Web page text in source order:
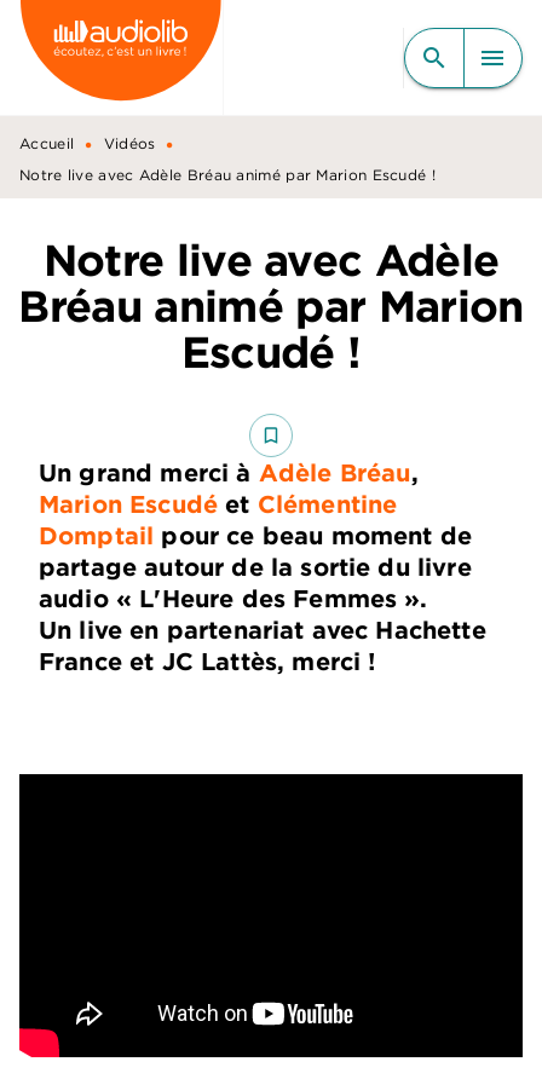
MENU RECHERCHE
CONTENU
PIED DE PAGE
search menu
Accueil • Vidéos •
Notre live avec Adèle Bréau animé par Marion Escudé !
Notre live avec Adèle
Bréau animé par Marion
Escudé !
bookmark_border
Un grand merci à Adèle Bréau,
Marion Escudé et Clémentine
Domptail pour ce beau moment de
partage autour de la sortie du livre
audio « L'Heure des Femmes ».
Un live en partenariat avec Hachette
France et JC Lattès, merci !